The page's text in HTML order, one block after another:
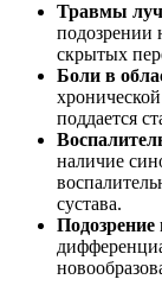
Травмы
подозрении
скрытых
Боли в
поддается
наличие
сустава.
Подозрение